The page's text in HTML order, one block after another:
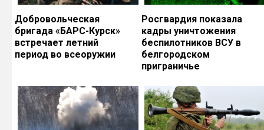
Добровольческая
бригада «БАРС-Курск»
встречает летний
период во всеоружии
Росгвардия показала
кадры уничтожения
беспилотников ВСУ в
белгородском
приграничье